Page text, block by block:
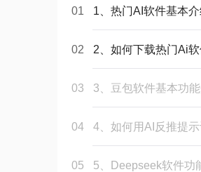
01 1、热门AI软件基本介
02 2、如何下载热门Ai
03 3、豆包软件基本功
04 4、如何用AI反推提
05 5、Deepseek软件功